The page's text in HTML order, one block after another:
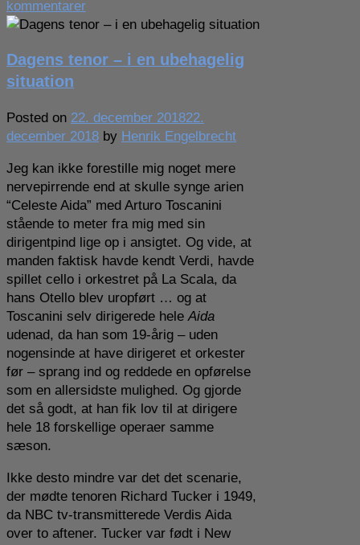
kommentarertil
Dagens
–
Siegmund
Dagens tenor – i en ubehagelig
situation
Posted on 22. december 201822.
december 2018 by Henrik Engelbrecht
Jeg kan ikke forestille mig noget mere
nervepirrende end at skulle synge arien
“Celeste Aida” med Arturo Toscanini
stående to meter fra mig med sin
dirigentpind lige op i ansigtet. Og vide, at
manden faktisk havde kendt Verdi, havde
spillet cello i orkestret på La Scala, da
hans Otello blev uropført … og at
Toscanini selv dirigerede heleAida
udenad, da han som 19-årig – uden
nogensinde at have dirigeret et orkester
før – sprang ind og reddede en opførelse
som en allersidste mulighed. Og gjorde
det så godt, at han fik lov til at dirigere
hele 18 forskellige operaer samme
sæson.
Ikke desto mindre var det det scenarie,
der mødte tenoren Richard Tucker i 1949,
da NBC tv-transmitterede Verdis Aida
over to aftener. Tucker var født i New